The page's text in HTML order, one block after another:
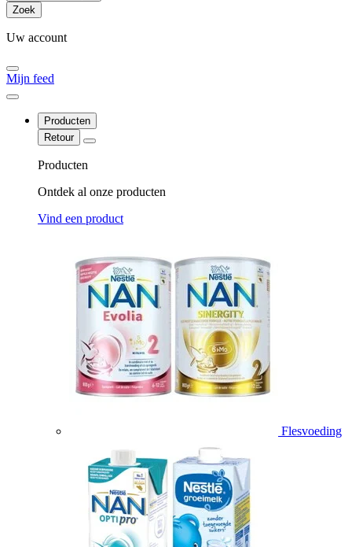
Uw account
Mijn feed
Producten
Retour
Producten
Ontdek al onze producten
Vind een product
Flesvoeding